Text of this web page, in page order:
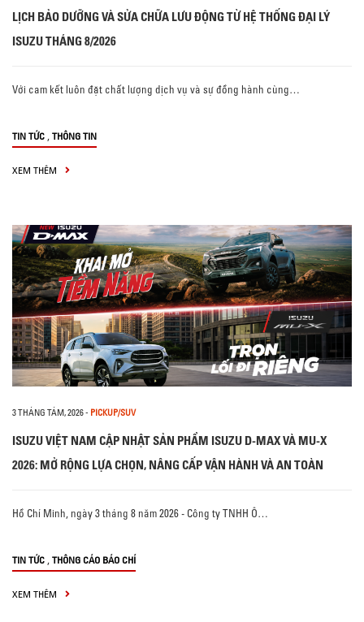
LỊCH BẢO DƯỠNG VÀ SỬA CHỮA LƯU ĐỘNG TỪ HỆ THỐNG ĐẠI LÝ
ISUZU THÁNG 8/2026
Với cam kết luôn đặt chất lượng dịch vụ và sự đồng hành cùng…
TIN TỨC , THÔNG TIN
XEM THÊM
3 THÁNG TÁM, 2026- PICKUP/SUV
ISUZU VIỆT NAM CẬP NHẬT SẢN PHẨM ISUZU D-MAX VÀ MU-X
2026: MỞ RỘNG LỰA CHỌN, NÂNG CẤP VẬN HÀNH VÀ AN TOÀN
Hồ Chí Minh, ngày 3 tháng 8 năm 2026 - Công ty TNHH Ô…
TIN TỨC , THÔNG CÁO BÁO CHÍ
XEM THÊM